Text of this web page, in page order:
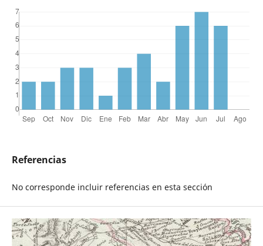
Referencias
No corresponde incluir referencias en esta sección